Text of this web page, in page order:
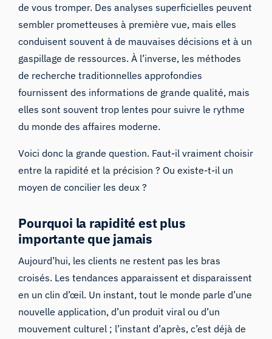
de vous tromper. Des analyses superficielles peuvent
sembler prometteuses à première vue, mais elles
conduisent souvent à de mauvaises décisions et à un
gaspillage de ressources. À l’inverse, les méthodes
de recherche traditionnelles approfondies
fournissent des informations de grande qualité, mais
elles sont souvent trop lentes pour suivre le rythme
du monde des affaires moderne.
Voici donc la grande question. Faut-il vraiment choisir
entre la rapidité et la précision ? Ou existe-t-il un
moyen de concilier les deux ?
Pourquoi la rapidité est plus
importante que jamais
Aujourd’hui, les clients ne restent pas les bras
croisés. Les tendances apparaissent et disparaissent
en un clin d’œil. Un instant, tout le monde parle d’une
nouvelle application, d’un produit viral ou d’un
mouvement culturel ; l’instant d’après, c’est déjà de